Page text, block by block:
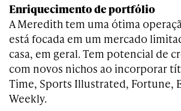
Enriquecimento de portfólio
A Meredith tem uma ótima
está focada em um mercado
casa, em geral. Tem potencial de
com novos nichos ao incorporar
Time, Sports Illustrated, Fortune,
Weekly.